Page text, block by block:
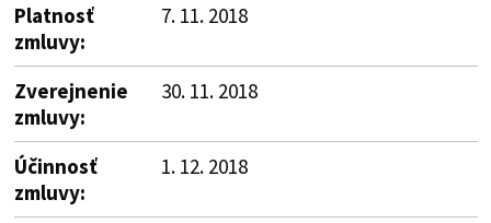
Platnosť
zmluvy:
7. 11. 2018
Zverejnenie
zmluvy:
30. 11. 2018
Účinnosť
zmluvy:
1. 12. 2018